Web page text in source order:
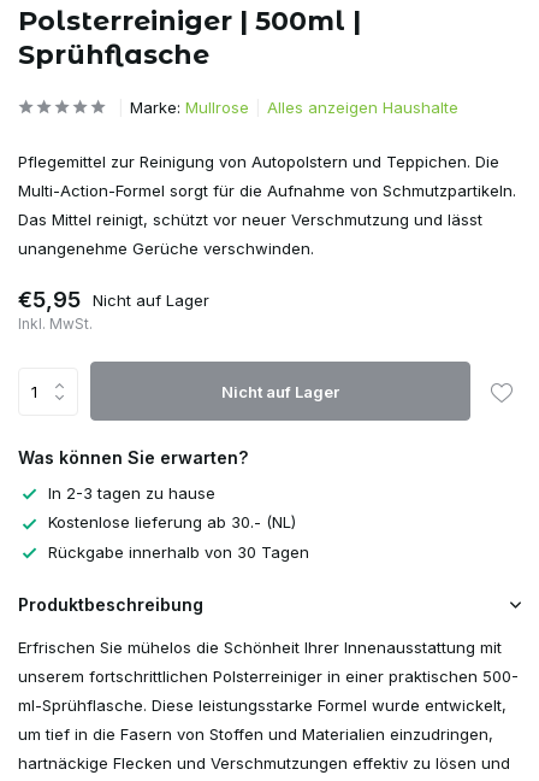
Polsterreiniger | 500ml |
Sprühflasche
Marke: Mullrose Alles anzeigen Haushalte
Pflegemittel zur Reinigung von Autopolstern und Teppichen. Die
Multi-Action-Formel sorgt für die Aufnahme von Schmutzpartikeln.
Das Mittel reinigt, schützt vor neuer Verschmutzung und lässt
unangenehme Gerüche verschwinden.
€5,95 Nicht auf Lager
Inkl. MwSt.
Nicht auf Lager
Was können Sie erwarten?
In 2-3 tagen zu hause
Kostenlose lieferung ab 30.- (NL)
Rückgabe innerhalb von 30 Tagen
Produktbeschreibung
Erfrischen Sie mühelos die Schönheit Ihrer Innenausstattung mit
unserem fortschrittlichen Polsterreiniger in einer praktischen 500-
ml-Sprühflasche. Diese leistungsstarke Formel wurde entwickelt,
um tief in die Fasern von Stoffen und Materialien einzudringen,
hartnäckige Flecken und Verschmutzungen effektiv zu lösen und